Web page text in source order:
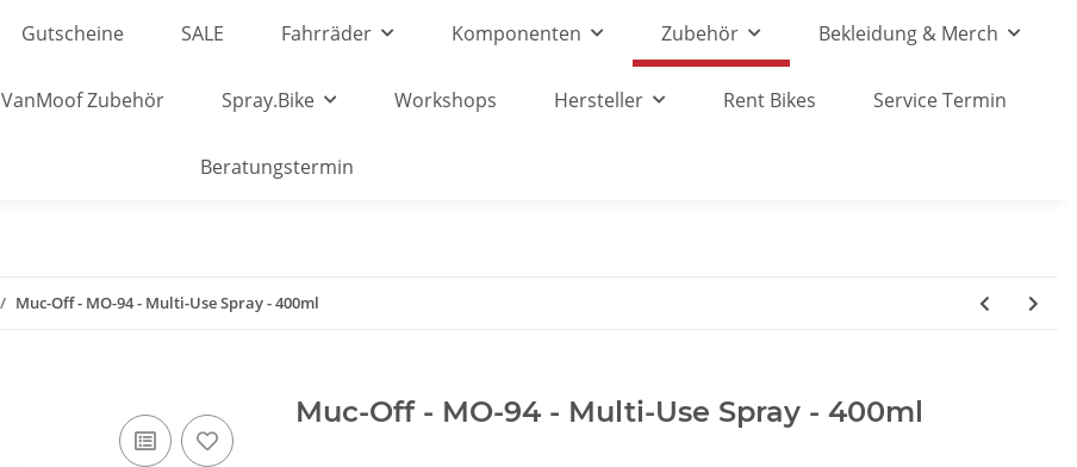
Gutscheine SALE Fahrräder Komponenten Zubehör Bekleidung & Merch
VanMoof Zubehör Spray.Bike Workshops Hersteller Rent Bikes Service Termin
Beratungstermin
Muc-Off - MO-94 - Multi-Use Spray - 400ml
Muc-Off - MO-94 - Multi-Use Spray - 400ml